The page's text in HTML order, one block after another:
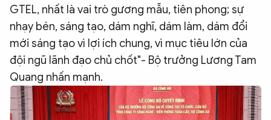
GTEL, nhất là vai trò gương mẫu, tiên phong; sự
nhạy bén, sáng tạo, dám nghĩ, dám làm, dám đổi
mới sáng tạo vì lợi ích chung, vì mục tiêu lớn của
đội ngũ lãnh đạo chủ chốt"- Bộ trưởng Lương Tam
Quang nhấn mạnh.